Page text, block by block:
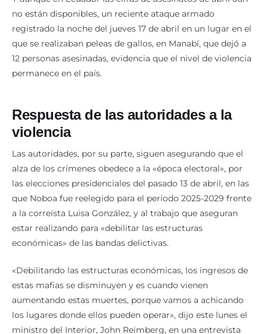
no están disponibles, un reciente ataque armado
registrado la noche del jueves 17 de abril en un lugar en el
que se realizaban peleas de gallos, en Manabí, que dejó a
12 personas asesinadas, evidencia que el nivel de violencia
permanece en el país.
Respuesta de las autoridades a la
violencia
Las autoridades, por su parte, siguen asegurando que el
alza de los crímenes obedece a la «época electoral», por
las elecciones presidenciales del pasado 13 de abril, en las
que Noboa fue reelegido para el periodo 2025-2029 frente
a la correísta Luisa González, y al trabajo que aseguran
estar realizando para «debilitar las estructuras
económicas» de las bandas delictivas.
«Debilitando las estructuras económicas, los ingresos de
estas mafias se disminuyen y es cuando vienen
aumentando estas muertes, porque vamos a achicando
los lugares donde ellos pueden operar», dijo este lunes el
ministro del Interior, John Reimberg, en una entrevista